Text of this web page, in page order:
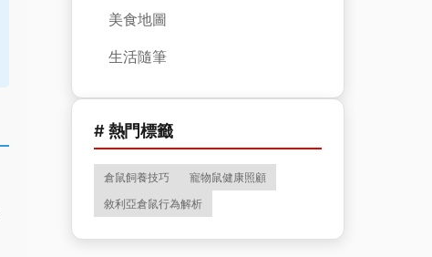
美食地圖
生活隨筆
# 熱門標籤
倉鼠飼養技巧
寵物鼠健康照顧
敘利亞倉鼠行為解析